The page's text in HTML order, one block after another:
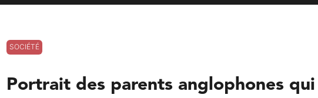
SOCIÉTÉ
Portrait des parents anglophones